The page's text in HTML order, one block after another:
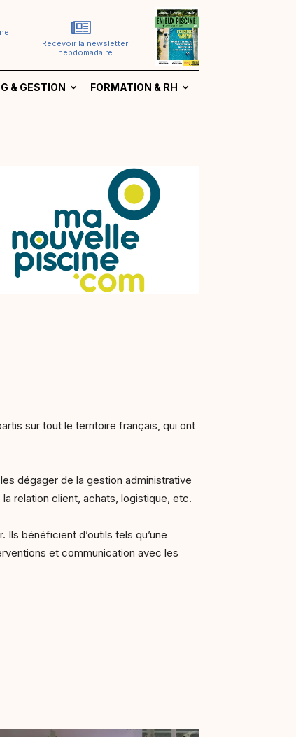
Recevoir la newsletter
hebdomadaire
& GESTION FORMATION & RH
sur tout le territoire français, qui ont
dégager de la gestion administrative
relation client, achats, logistique, etc.
bénéficient d’outils tels qu’une
et communication avec les